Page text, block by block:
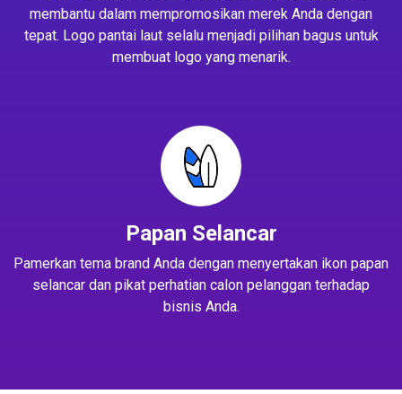
membantu dalam mempromosikan merek Anda dengan
tepat. Logo pantai laut selalu menjadi pilihan bagus untuk
membuat logo yang menarik.
Papan Selancar
Pamerkan tema brand Anda dengan menyertakan ikon papan
selancar dan pikat perhatian calon pelanggan terhadap
bisnis Anda.